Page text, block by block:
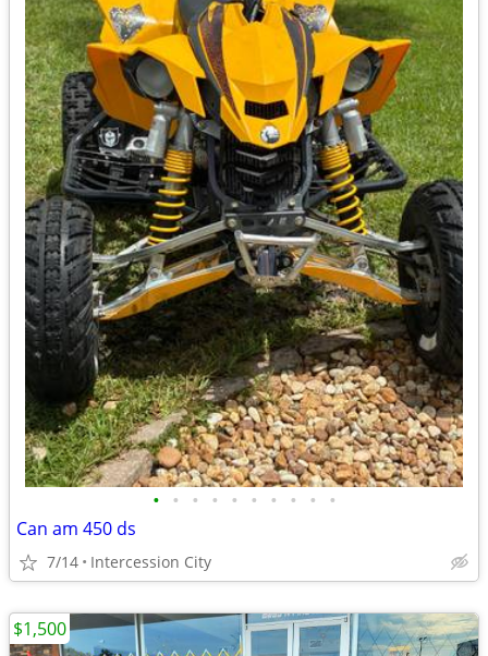
• • • • • • • • • •
Can am 450 ds
7/14 Intercession City
$1,500